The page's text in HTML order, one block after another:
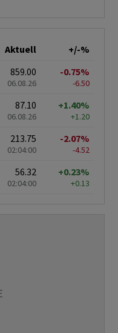
Aktuell
+/-%
859.00
06.08.26
-0.75%
-6.50
87.10
06.08.26
+1.40%
+1.20
213.75
02:04:00
-2.07%
-4.52
56.32
02:04:00
+0.23%
+0.13